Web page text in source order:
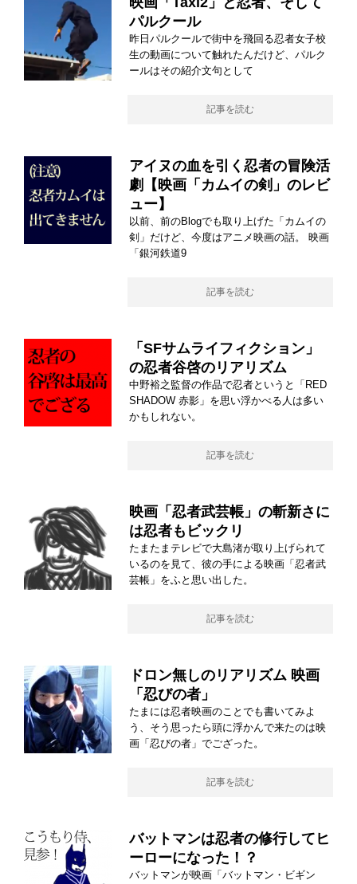
パルクール
昨日パルクールで街中を飛回る忍者女子校
生の動画について触れたんだけど、パルク
ールはその紹介文句として
記事を読む
アイヌの血を引く忍者の冒険活
劇【映画「カムイの剣」のレビ
ュー】
以前、前のBlogでも取り上げた「カムイの
剣」だけど、今度はアニメ映画の話。 映画
「銀河鉄道9
記事を読む
「SFサムライフィクション」
の忍者谷啓のリアリズム
中野裕之監督の作品で忍者というと「RED
SHADOW 赤影」を思い浮かべる人は多い
かもしれない。
記事を読む
映画「忍者武芸帳」の斬新さに
は忍者もビックリ
たまたまテレビで大島渚が取り上げられて
いるのを見て、彼の手による映画「忍者武
芸帳」をふと思い出した。
記事を読む
ドロン無しのリアリズム 映画
「忍びの者」
たまには忍者映画のことでも書いてみよ
う、そう思ったら頭に浮かんで来たのは映
画「忍びの者」でござった。
記事を読む
バットマンは忍者の修行してヒ
ーローになった！？
バットマンが映画「バットマン・ビギン